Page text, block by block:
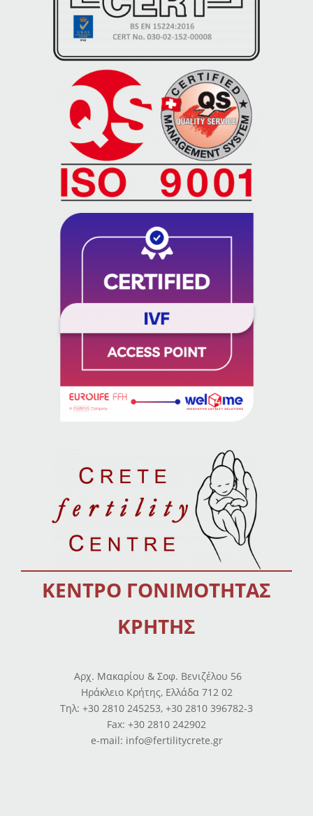
ΚΕΝΤΡΟ ΓΟΝΙΜΟΤΗΤΑΣ
ΚΡΗΤΗΣ
Αρχ. Μακαρίου & Σοφ. Βενιζέλου 56
Ηράκλειο Κρήτης, Ελλάδα 712 02
Tηλ: +30 2810 245253, +30 2810 396782-3
Fax: +30 2810 242902
e-mail: info@fertilitycrete.gr